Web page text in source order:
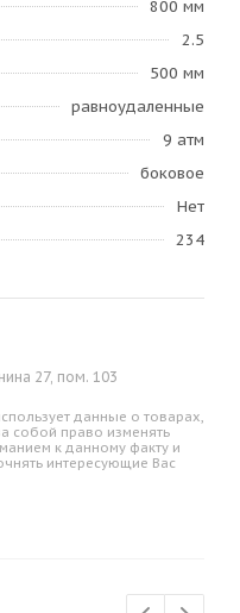
800 мм
2.5
500 мм
равноудаленные
9 атм
боковое
Нет
234
27, пом. 103
данные о товарах,
собой право изменять
к данному факту и
интересующие Вас